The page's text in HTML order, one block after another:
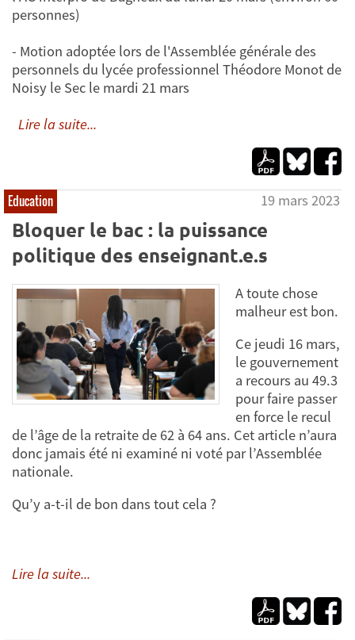
personnes)
- Motion adoptée lors de l'Assemblée générale des
personnels du lycée professionnel Théodore Monot de
Noisy le Sec le mardi 21 mars
Lire la suite...
Education 19 mars 2023
Bloquer le bac : la puissance
politique des enseignant.e.s
A toute chose
malheur est bon.
Ce jeudi 16 mars,
le gouvernement
a recours au 49.3
pour faire passer
en force le recul
de l’âge de la retraite de 62 à 64 ans. Cet article n’aura
donc jamais été ni examiné ni voté par l’Assemblée
nationale.
Qu’y a-t-il de bon dans tout cela ?
Lire la suite...